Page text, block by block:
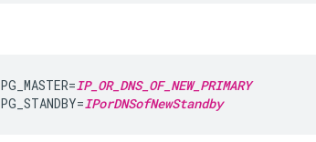
PG_MASTER=IP_OR_DNS_OF_NEW_PRIMARY
PG_STANDBY=IPorDNSofNewStandby